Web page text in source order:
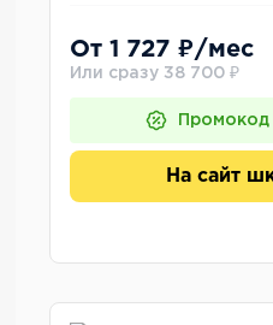
От 1 727 ₽/мес
Или сразу 38 700 ₽
Промокод
На сайт